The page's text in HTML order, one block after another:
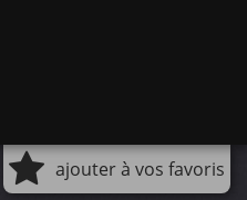
ajouter à vos favoris